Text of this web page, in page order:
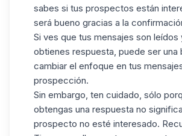
sabes si tus prospectos están
será bueno gracias a la
Si ves que tus mensajes son leídos
obtienes respuesta, puede ser una
cambiar el enfoque en tus
prospección.
Sin embargo, ten cuidado, sólo
obtengas una respuesta no
prospecto no esté interesado.